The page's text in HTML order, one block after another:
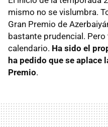
mismo no se vislumbra.
Gran Premio de
bastante prudencial.
calendario. Ha sido el
ha pedido que se aplace
Premio.